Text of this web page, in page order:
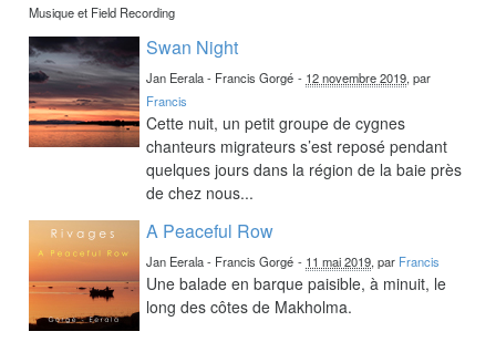
Musique et Field Recording
Swan Night
Jan Eerala - Francis Gorgé - 12 novembre 2019, par
Francis
Cette nuit, un petit groupe de cygnes
chanteurs migrateurs s’est reposé pendant
quelques jours dans la région de la baie près
de chez nous...
A Peaceful Row
Jan Eerala - Francis Gorgé - 11 mai 2019, par Francis
Une balade en barque paisible, à minuit, le
long des côtes de Makholma.